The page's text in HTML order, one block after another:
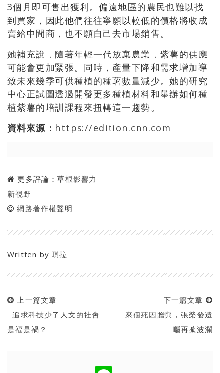
3個月即可售出獲利。偏遠地區的農民也難以找
到買家，因此他們往往寧願以較低的價格將收成
賣給中間商，也不願自己去市場銷售。
她補充說，隨著年輕一代放棄農業，紫薯的供應
可能會更加緊張。同時，產量下降和需求增加導
致未來幾季可供種植的種薯數量減少。她的研究
中心正試圖透過開發更多種植材料和舉辦如何種
植紫薯的培訓課程來扭轉這一趨勢。
資料來源： https://edition.cnn.com
更多評論：草根影響力
新視野
網路著作權聲明
Written by琪拉
上一篇文章
追求科技少了人文的社會
是福是禍？
下一篇文章
來個死因贈與，張榮發遺
囑再掀波瀾